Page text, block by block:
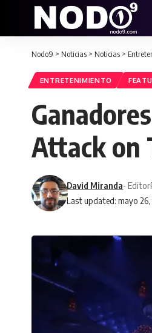
Nodo9 > Noticias > Noticias >
ENTRETENIMIENTO
Attack on
Last updated: mayo 26,
David Miranda- Editor